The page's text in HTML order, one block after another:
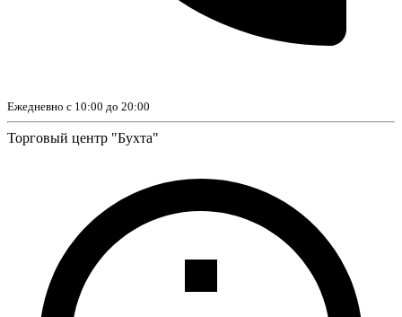
Ежедневно с 10:00 до 20:00
Торговый центр "Бухта"